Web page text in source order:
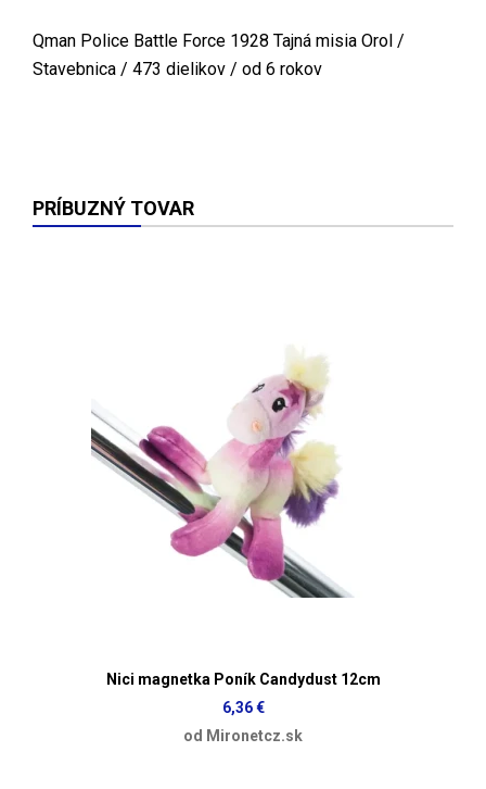
Qman Police Battle Force 1928 Tajná misia Orol /
Stavebnica / 473 dielikov / od 6 rokov
PRÍBUZNÝ TOVAR
Nici magnetka Poník Candydust 12cm
6,36 €
od Mironetcz.sk